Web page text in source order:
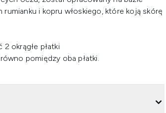
i kopru włoskiego, które koją skórę
okrągłe płatki
pomiędzy oba płatki.